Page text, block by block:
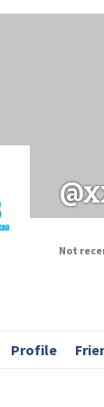
Заходи
Not
Profile